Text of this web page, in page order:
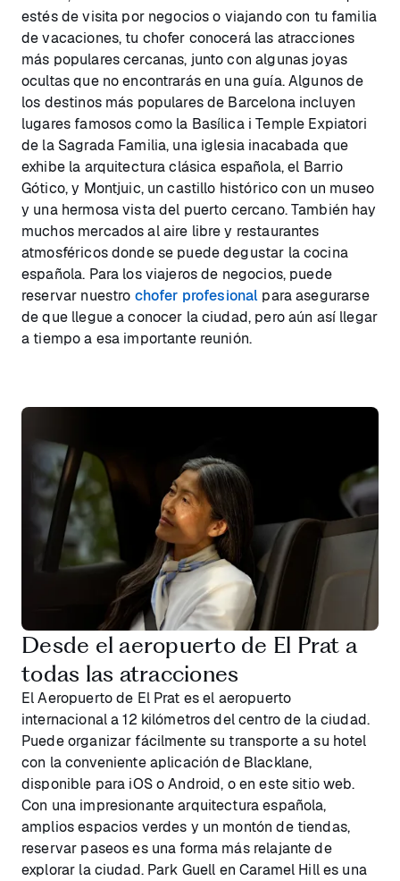
estés de visita por negocios o viajando con tu familia
de vacaciones, tu chofer conocerá las atracciones
más populares cercanas, junto con algunas joyas
ocultas que no encontrarás en una guía. Algunos de
los destinos más populares de Barcelona incluyen
lugares famosos como la Basílica i Temple Expiatori
de la Sagrada Familia, una iglesia inacabada que
exhibe la arquitectura clásica española, el Barrio
Gótico, y Montjuic, un castillo histórico con un museo
y una hermosa vista del puerto cercano. También hay
muchos mercados al aire libre y restaurantes
atmosféricos donde se puede degustar la cocina
española. Para los viajeros de negocios, puede
reservar nuestro chofer profesional para asegurarse
de que llegue a conocer la ciudad, pero aún así llegar
a tiempo a esa importante reunión.
Desde el aeropuerto de El Prat a
todas las atracciones
El Aeropuerto de El Prat es el aeropuerto
internacional a 12 kilómetros del centro de la ciudad.
Puede organizar fácilmente su transporte a su hotel
con la conveniente aplicación de Blacklane,
disponible para iOS o Android, o en este sitio web.
Con una impresionante arquitectura española,
amplios espacios verdes y un montón de tiendas,
reservar paseos es una forma más relajante de
explorar la ciudad. Park Guell en Caramel Hill es una